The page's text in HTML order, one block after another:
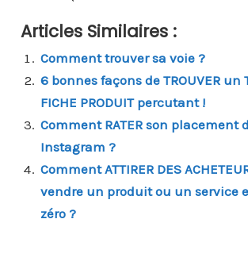
Articles Similaires :
Comment trouver sa voie ?
6 bonnes façons de TROUVER un
FICHE PRODUIT percutant !
Comment RATER son placement
Instagram ?
Comment ATTIRER DES
vendre un produit ou un service
zéro ?